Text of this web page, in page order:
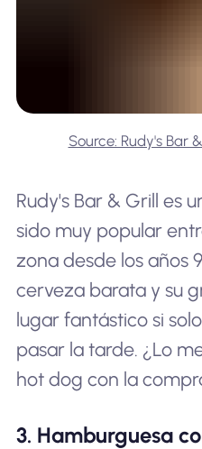
Source: Rudy's Bar
Rudy's Bar & Grill es
sido muy popular
zona desde los años
cerveza barata y su
lugar fantástico si
pasar la tarde. ¿Lo
hot dog con la
3. Hamburguesa